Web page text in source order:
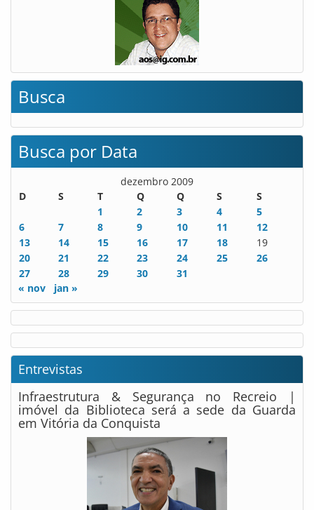
Busca
Busca por Data
dezembro 2009
D
S T Q Q S
S
1
2 3 4
5
6
7 8 9 10 11
12
13
14 15 16 17 18
19
20
21 22 23 24 25
26
27
28 29 30
31
« nov
jan »
Entrevistas
Infraestrutura & Segurança no Recreio |
imóvel da Biblioteca será a sede da Guarda
em Vitória da Conquista